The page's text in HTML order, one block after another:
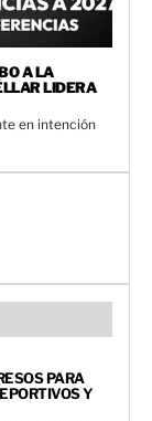
A LA
LIDERA
en intención
PARA
Y